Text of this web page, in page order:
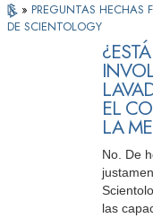
» PREGUNTAS HECHAS
DE SCIENTOLOGY
EL
LA
No. De
las